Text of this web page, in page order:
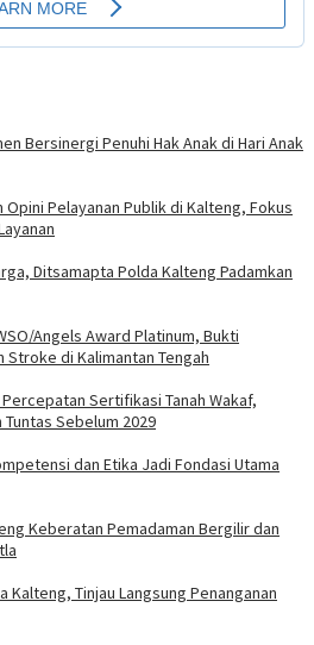
Bersinergi Penuhi Hak Anak di Hari Anak
Opini Pelayanan Publik di Kalteng, Fokus
Ditsamapta Polda Kalteng Padamkan
Angels Award Platinum, Bukti
Stroke di Kalimantan Tengah
Sertifikasi Tanah Wakaf,
Sebelum 2029
dan Etika Jadi Fondasi Utama
Keberatan Pemadaman Bergilir dan
Kalteng, Tinjau Langsung Penanganan